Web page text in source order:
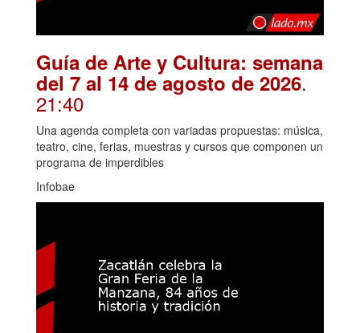
Guía de Arte y Cultura: semana
del 7 al 14 de agosto de 2026.
21:40
Una agenda completa con variadas propuestas: música,
teatro, cine, ferias, muestras y cursos que componen un
programa de imperdibles
Infobae